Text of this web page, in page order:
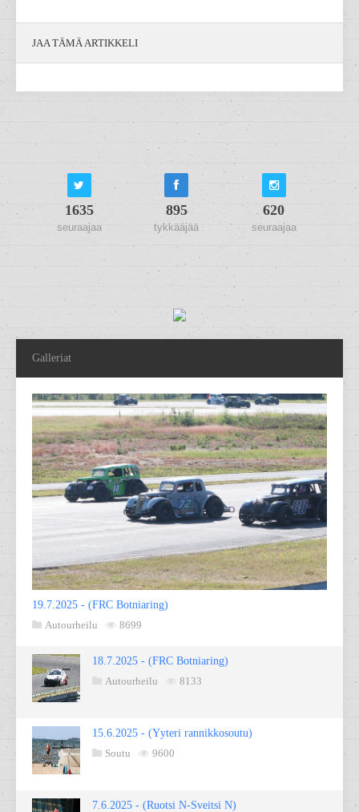
JAA TÄMÄ ARTIKKELI
1635
seuraajaa
895
tykkääjää
620
seuraajaa
Galleriat
19.7.2025 - (FRC Botniaring)
Autourheilu
8699
18.7.2025 - (FRC Botniaring)
Autourheilu
8133
15.6.2025 - (Yyteri rannikkosoutu)
Soutu
9600
7.6.2025 - (Ruotsi N-Sveitsi N)